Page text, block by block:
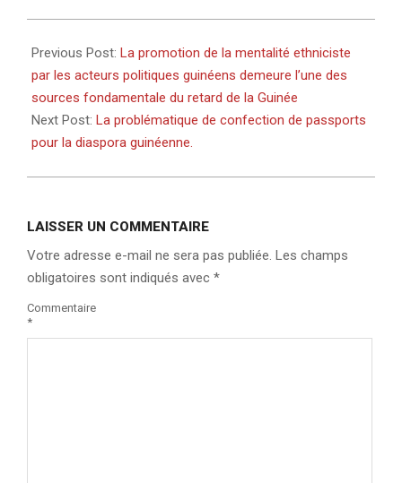
08-
01
Previous Post: La promotion de la mentalité ethniciste
par les acteurs politiques guinéens demeure l’une des
sources fondamentale du retard de la Guinée
Next Post: La problématique de confection de passports
pour la diaspora guinéenne.
LAISSER UN COMMENTAIRE
Votre adresse e-mail ne sera pas publiée. Les champs
obligatoires sont indiqués avec *
Commentaire
*